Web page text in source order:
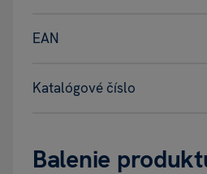
EAN
Katalógové číslo
Balenie